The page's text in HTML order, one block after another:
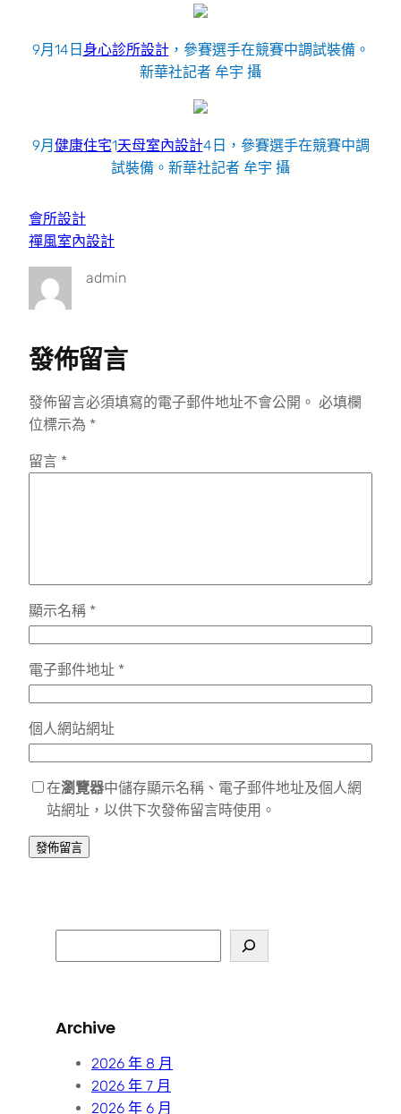
9月14日 身心診所設計，參賽選手在競賽中調試裝備。
新華社記者 牟宇 攝
9月 健康住宅1天母室內設計4日，參賽選手在競賽中調
試裝備。新華社記者 牟宇 攝
會所設計
禪風室內設計
admin
發佈留言
發佈留言必須填寫的電子郵件地址不會公開。 必填欄
位標示為 *
留言 *
顯示名稱 *
電子郵件地址 *
個人網站網址
在瀏覽器中儲存顯示名稱、電子郵件地址及個人網
站網址，以供下次發佈留言時使用。
e
c
Archive
2026 年 8 月
2026 年 7 月
2026 年 6 月